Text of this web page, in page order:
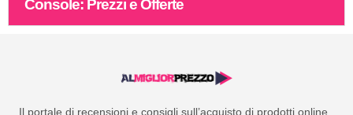
Console: Prezzi e Offerte
Il portale di recensioni e consigli sull’acquisto di prodotti online